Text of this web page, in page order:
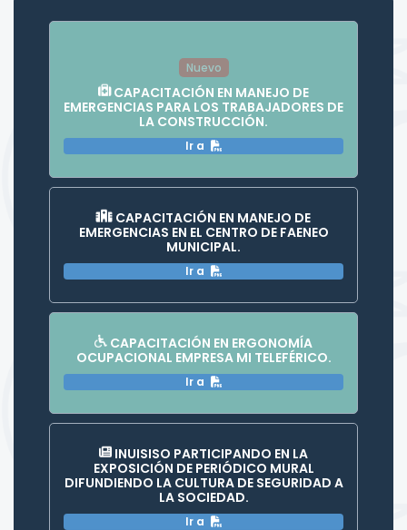
Nuevo
CAPACITACIÓN EN MANEJO DE
EMERGENCIAS PARA LOS TRABAJADORES DE
LA CONSTRUCCIÓN.
Ir a
CAPACITACIÓN EN MANEJO DE
EMERGENCIAS EN EL CENTRO DE FAENEO
MUNICIPAL.
Ir a
CAPACITACIÓN EN ERGONOMÍA
OCUPACIONAL EMPRESA MI TELEFÉRICO.
Ir a
INUISISO PARTICIPANDO EN LA
EXPOSICIÓN DE PERIÓDICO MURAL
DIFUNDIENDO LA CULTURA DE SEGURIDAD A
LA SOCIEDAD.
Ir a